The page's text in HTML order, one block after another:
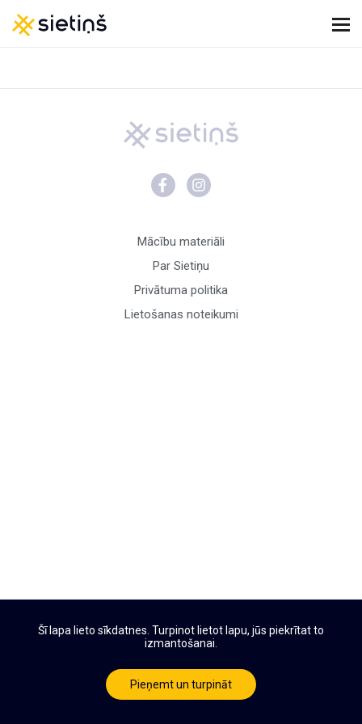
Šī lapa lieto sīkdatnes. Turpinot lietot lapu, jūs piekrītat to
izmantošanai.
Pieņemt un turpināt
Mācību materiāli
Par Sietiņu
Privātuma politika
Lietošanas noteikumi